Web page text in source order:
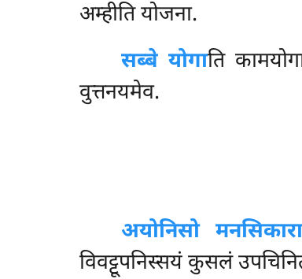
अम्हीति योजना.
सब्बे योगाति
वुत्तनयमेव.
अयोनिसो मनसिकारा
विवट्टूपनिस्सयं कुसलं